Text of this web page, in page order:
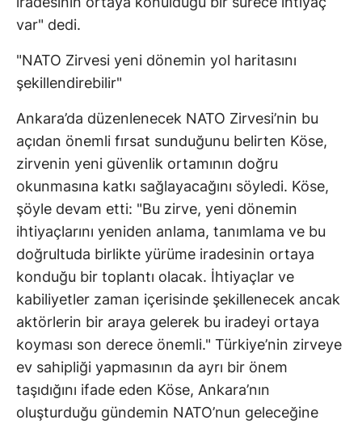
var" dedi.
"NATO Zirvesi yeni dönemin yol haritasını
şekillendirebilir"
Ankara’da düzenlenecek NATO Zirvesi’nin bu
açıdan önemli fırsat sunduğunu belirten Köse,
zirvenin yeni güvenlik ortamının doğru
okunmasına katkı sağlayacağını söyledi. Köse,
şöyle devam etti: "Bu zirve, yeni dönemin
ihtiyaçlarını yeniden anlama, tanımlama ve bu
doğrultuda birlikte yürüme iradesinin ortaya
konduğu bir toplantı olacak. İhtiyaçlar ve
kabiliyetler zaman içerisinde şekillenecek ancak
aktörlerin bir araya gelerek bu iradeyi ortaya
koyması son derece önemli." Türkiye’nin zirveye
ev sahipliği yapmasının da ayrı bir önem
taşıdığını ifade eden Köse, Ankara’nın
oluşturduğu gündemin NATO’nun geleceğine